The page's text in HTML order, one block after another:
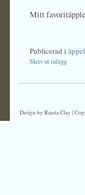
Mitt
Publicerad i
Skriv ut inlägg
Design by Randa Clay |